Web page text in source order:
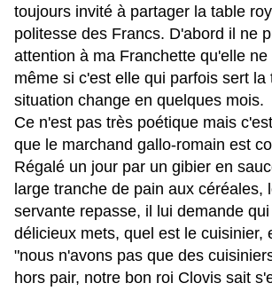
toujours invité à partager la table
politesse des Francs. D'abord il ne
attention à ma Franchette qu'elle
même si c'est elle qui parfois sert la
situation change en quelques mois.
Ce n'est pas très poétique mais
que le marchand gallo-romain est
Régalé un jour par un gibier en
large tranche de pain aux céréales,
servante repasse, il lui demande
délicieux mets, quel est le cuisinier,
"nous n'avons pas que des
hors pair, notre bon roi Clovis sait